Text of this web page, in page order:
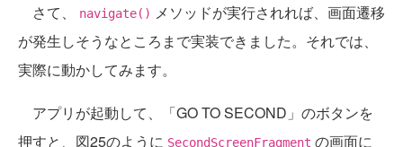
さて、 navigate() メソッドが実行されれば、画面遷移
が発生しそうなところまで実装できました。それでは、
実際に動かしてみます。
アプリが起動して、「GO TO SECOND」のボタンを
押すと、図25のように SecondScreenFragment の画面に